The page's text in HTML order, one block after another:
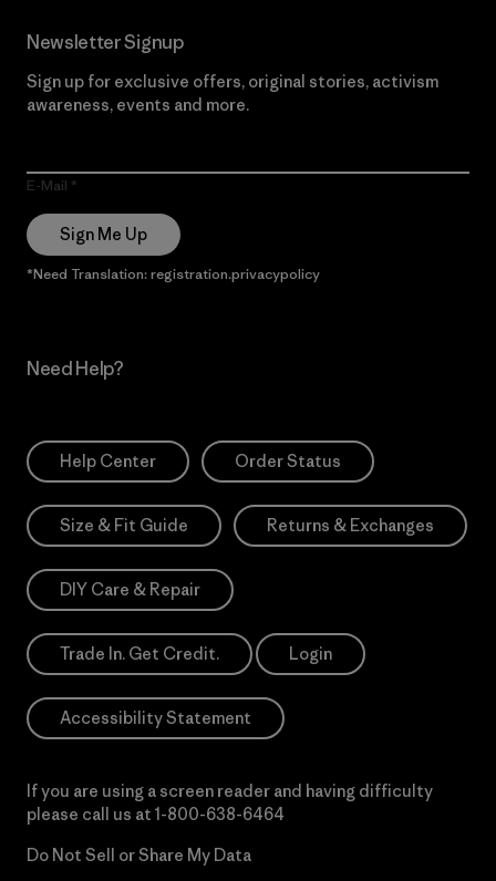
Newsletter Signup
Sign up for exclusive offers, original stories, activism
awareness, events and more.
E-Mail
Sign Me Up
*Need Translation: registration.privacypolicy
Need Help?
Help Center Order Status
Size & Fit Guide Returns & Exchanges
DIY Care & Repair
Trade In. Get Credit. Login
Accessibility Statement
If you are using a screen reader and having difficulty
please call us at 1-800-638-6464
Do Not Sell or Share My Data